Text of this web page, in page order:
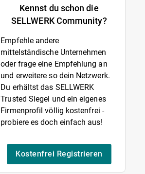
Kennst du schon die
SELLWERK Community?
Empfehle andere
mittelständische Unternehmen
oder frage eine Empfehlung an
und erweitere so dein Netzwerk.
Du erhältst das SELLWERK
Trusted Siegel und ein eigenes
Firmenprofil völlig kostenfrei -
probiere es doch einfach aus!
Kostenfrei Registrieren